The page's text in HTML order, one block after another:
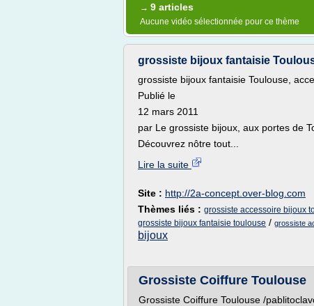
→ 9 articles
Aucune vidéo sélectionnée pour ce thème
grossiste bijoux fantaisie
grossiste bijoux fantaisie Toulouse,
Publié le
12 mars 2011
par Le grossiste bijoux, aux portes de
Découvrez nôtre tout...
Lire la suite
Site : http://2a-concept.over-blog.com
Thèmes liés : grossiste accessoire bijoux
grossiste bijoux fantaisie toulouse / grossiste
bijoux
Grossiste Coiffure Toulouse
Grossiste Coiffure Toulouse /